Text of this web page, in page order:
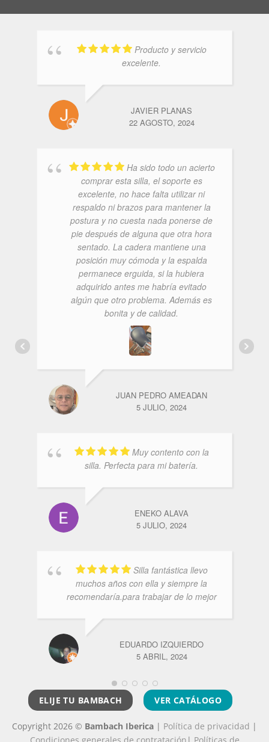
Producto y servicio
excelente.
JAVIER PLANAS
22 AGOSTO, 2024
Ha sido todo un acierto
comprar esta silla, el soporte es
excelente, no hace falta utilizar ni
respaldo ni brazos para mantener la
postura y no cuesta nada ponerse de
pie después de alguna que otra hora
sentado. La cadera mantiene una
posición muy cómoda y la espalda
permanece erguida, si la hubiera
adquirido antes me habría evitado
algún que otro problema. Además es
bonita y de calidad.
JUAN PEDRO AMEADAN
5 JULIO, 2024
Muy contento con la
silla. Perfecta para mi batería.
ENEKO ALAVA
5 JULIO, 2024
Silla fantástica llevo
muchos años con ella y siempre la
recomendaría.para trabajar de lo mejor
EDUARDO IZQUIERDO
5 ABRIL, 2024
ELIJE TU BAMBACH VER CATÁLOGO
Copyright 2026 © Bambach Iberica | Política de privacidad |